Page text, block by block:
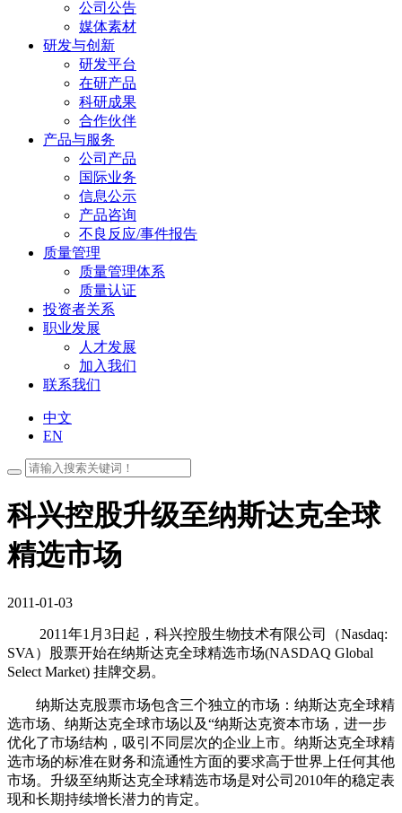
公司公告
媒体素材
研发与创新
研发平台
在研产品
科研成果
合作伙伴
产品与服务
公司产品
国际业务
信息公示
产品咨询
不良反应/事件报告
质量管理
质量管理体系
质量认证
投资者关系
职业发展
人才发展
加入我们
联系我们
中文
EN
科兴控股升级至纳斯达克全球
精选市场
2011-01-03
2011年1月3日起，科兴控股生物技术有限公司（Nasdaq:
SVA）股票开始在纳斯达克全球精选市场(NASDAQ Global
Select Market) 挂牌交易。
纳斯达克股票市场包含三个独立的市场：纳斯达克全球精
选市场、纳斯达克全球市场以及“纳斯达克资本市场，进一步
优化了市场结构，吸引不同层次的企业上市。纳斯达克全球精
选市场的标准在财务和流通性方面的要求高于世界上任何其他
市场。升级至纳斯达克全球精选市场是对公司2010年的稳定表
现和长期持续增长潜力的肯定。